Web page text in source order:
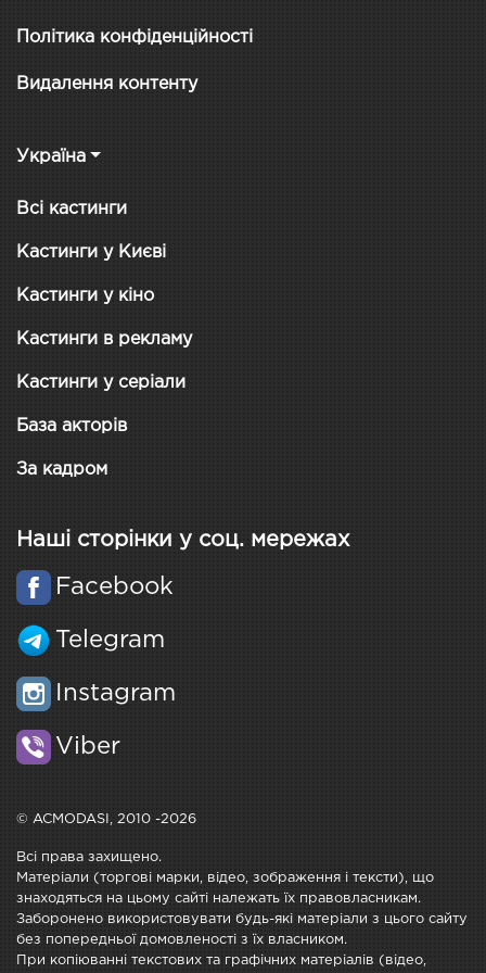
Політика конфіденційності
Видалення контенту
Україна
Всі кастинги
Кастинги у Києві
Кастинги у кіно
Кастинги в рекламу
Кастинги у серіали
База акторів
За кадром
Наші сторінки у соц. мережах
Facebook
Telegram
Instagram
Viber
© ACMODASI, 2010 -2026
Всі права захищено.
Матеріали (торгові марки, відео, зображення і тексти), що
знаходяться на цьому сайті належать їх правовласникам.
Заборонено використовувати будь-які матеріали з цього сайту
без попередньої домовленості з їх власником.
При копіюванні текстових та графічних матеріалів (відео,